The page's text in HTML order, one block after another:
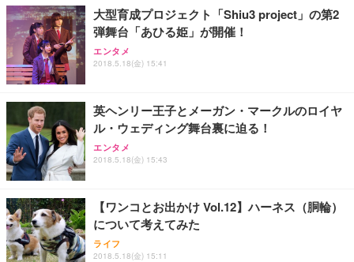
大型育成プロジェクト「Shiu3 project」の第2
弾舞台「あひる姫」が開催！
エンタメ
2018.5.18(金) 15:41
英ヘンリー王子とメーガン・マークルのロイヤ
ル・ウェディング舞台裏に迫る！
エンタメ
2018.5.18(金) 15:43
【ワンコとお出かけ Vol.12】ハーネス（胴輪）
について考えてみた
ライフ
2018.5.18(金) 15:11